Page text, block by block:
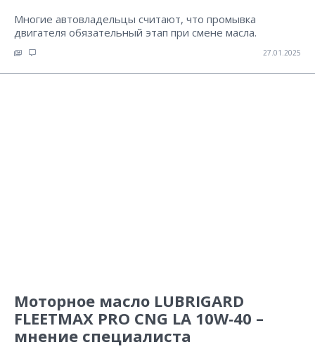
Многие автовладельцы считают, что промывка
двигателя обязательный этап при смене масла.
27.01.2025
Моторное масло LUBRIGARD
FLEETMAX PRO CNG LA 10W‑40 –
мнение специалиста